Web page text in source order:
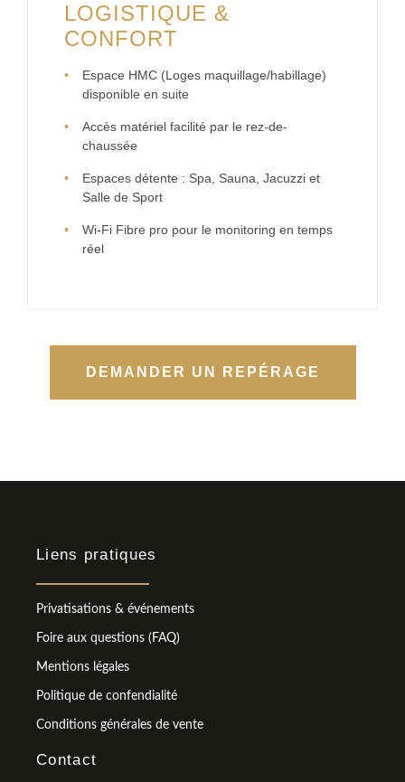
LOGISTIQUE &
CONFORT
Espace HMC (Loges maquillage/habillage)
disponible en suite
Accès matériel facilité par le rez-de-
chaussée
Espaces détente : Spa, Sauna, Jacuzzi et
Salle de Sport
Wi-Fi Fibre pro pour le monitoring en temps
réel
DEMANDER UN REPÉRAGE
Contact
Liens pratiques
Privatisations & événements
Foire aux questions (FAQ)
Mentions légales
Politique de confendialité
Conditions générales de vente